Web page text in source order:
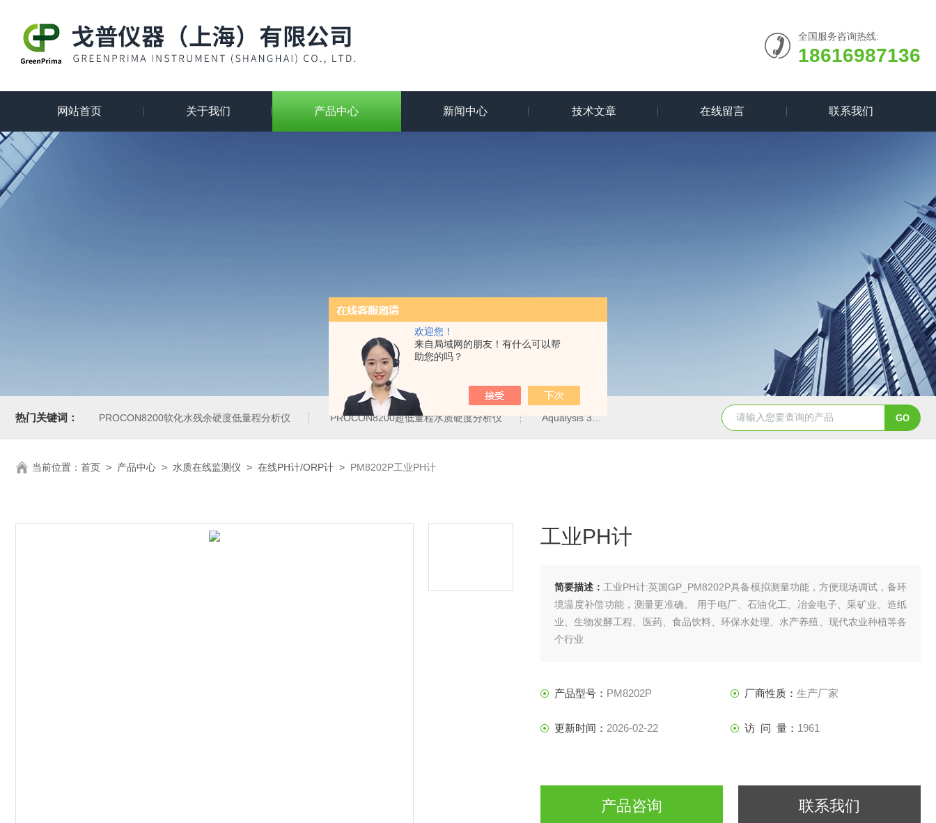
欢迎您！
来自局域网的朋友！有什么可以帮
助您的吗？
全国服务咨询热线:
18616987136
网站首页 关于我们 产品中心 新闻中心 技术文章 在线留言 联系我们
热门关键词： PROCON8200软化水残余硬度低量程分析仪 PROCON8200超低量程水质硬度分析仪 Aqualysis 300饮用水管网在线余氯总氯分析仪 Aqualysis 300自来水消毒检测余氯/
当前位置： 首页 > 产品中心 > 水质在线监测仪 > 在线PH计/ORP计 > PM8202P工业PH计
工业PH计
简要描述： 工业PH计:英国GP_PM8202P具备模拟测量功能，方便现场调试，备环
境温度补偿功能，测量更准确。 用于电厂、石油化工、冶金电子、采矿业、造纸
业、生物发酵工程、医药、食品饮料、环保水处理、水产养殖、现代农业种植等各
个行业
产品型号： PM8202P 厂商性质： 生产厂家
更新时间： 2026-02-22 访 问 量： 1961
产品咨询 联系我们